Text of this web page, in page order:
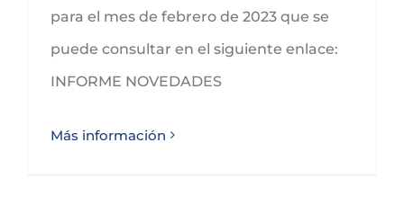
para el mes de febrero de 2023 que se
puede consultar en el siguiente enlace:
INFORME NOVEDADES
Más información